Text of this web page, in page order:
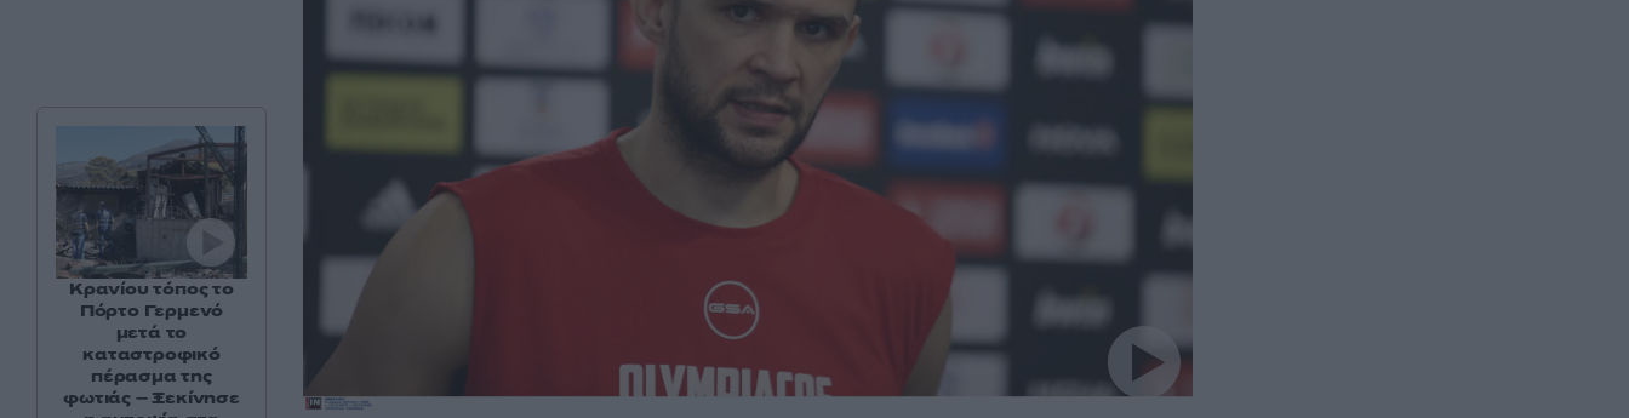
Κρανίου τόπος το
Πόρτο Γερμενό
μετά το
καταστροφικό
πέρασμα της
φωτιάς – Ξεκίνησε